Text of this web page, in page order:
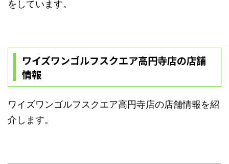
をしています。
ワイズワンゴルフスクエア高円寺店の店舗
情報
ワイズワンゴルフスクエア高円寺店の店舗情報を紹
介します。